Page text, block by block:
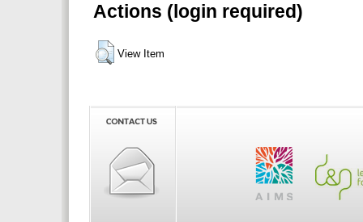
Actions (login required)
View Item